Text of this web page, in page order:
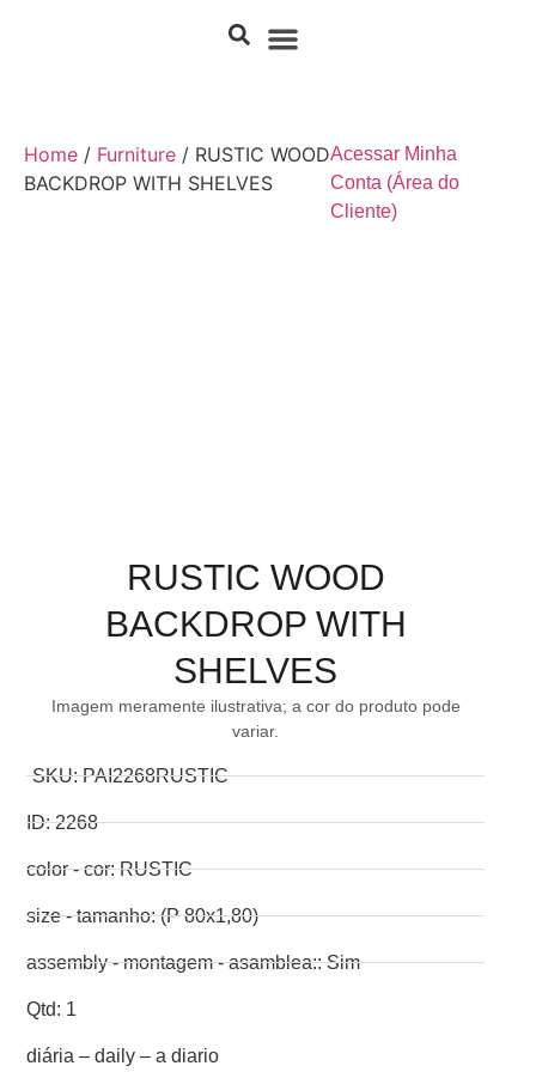
Home / Furniture / RUSTIC WOOD
BACKDROP WITH SHELVES
Acessar Minha
Conta (Área do
Cliente)
RUSTIC WOOD
BACKDROP WITH
SHELVES
Imagem meramente ilustrativa; a cor do produto pode
variar.
SKU: PAI2268RUSTIC
ID: 2268
color - cor: RUSTIC
size - tamanho: (P 80x1,80)
assembly - montagem - asamblea:: Sim
Qtd: 1
diária – daily – a diario